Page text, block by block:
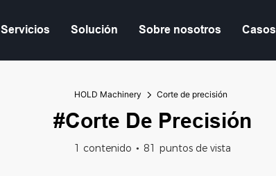
Servicios Solución Sobre nosotros Casos
HOLD Machinery Corte de precisión
#Corte De Precisión
1 contenido 81 puntos de vista